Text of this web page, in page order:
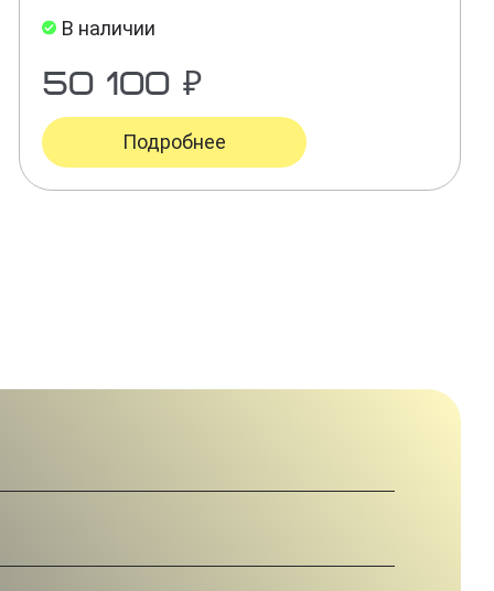
В наличии
50 100 ₽
Подробнее